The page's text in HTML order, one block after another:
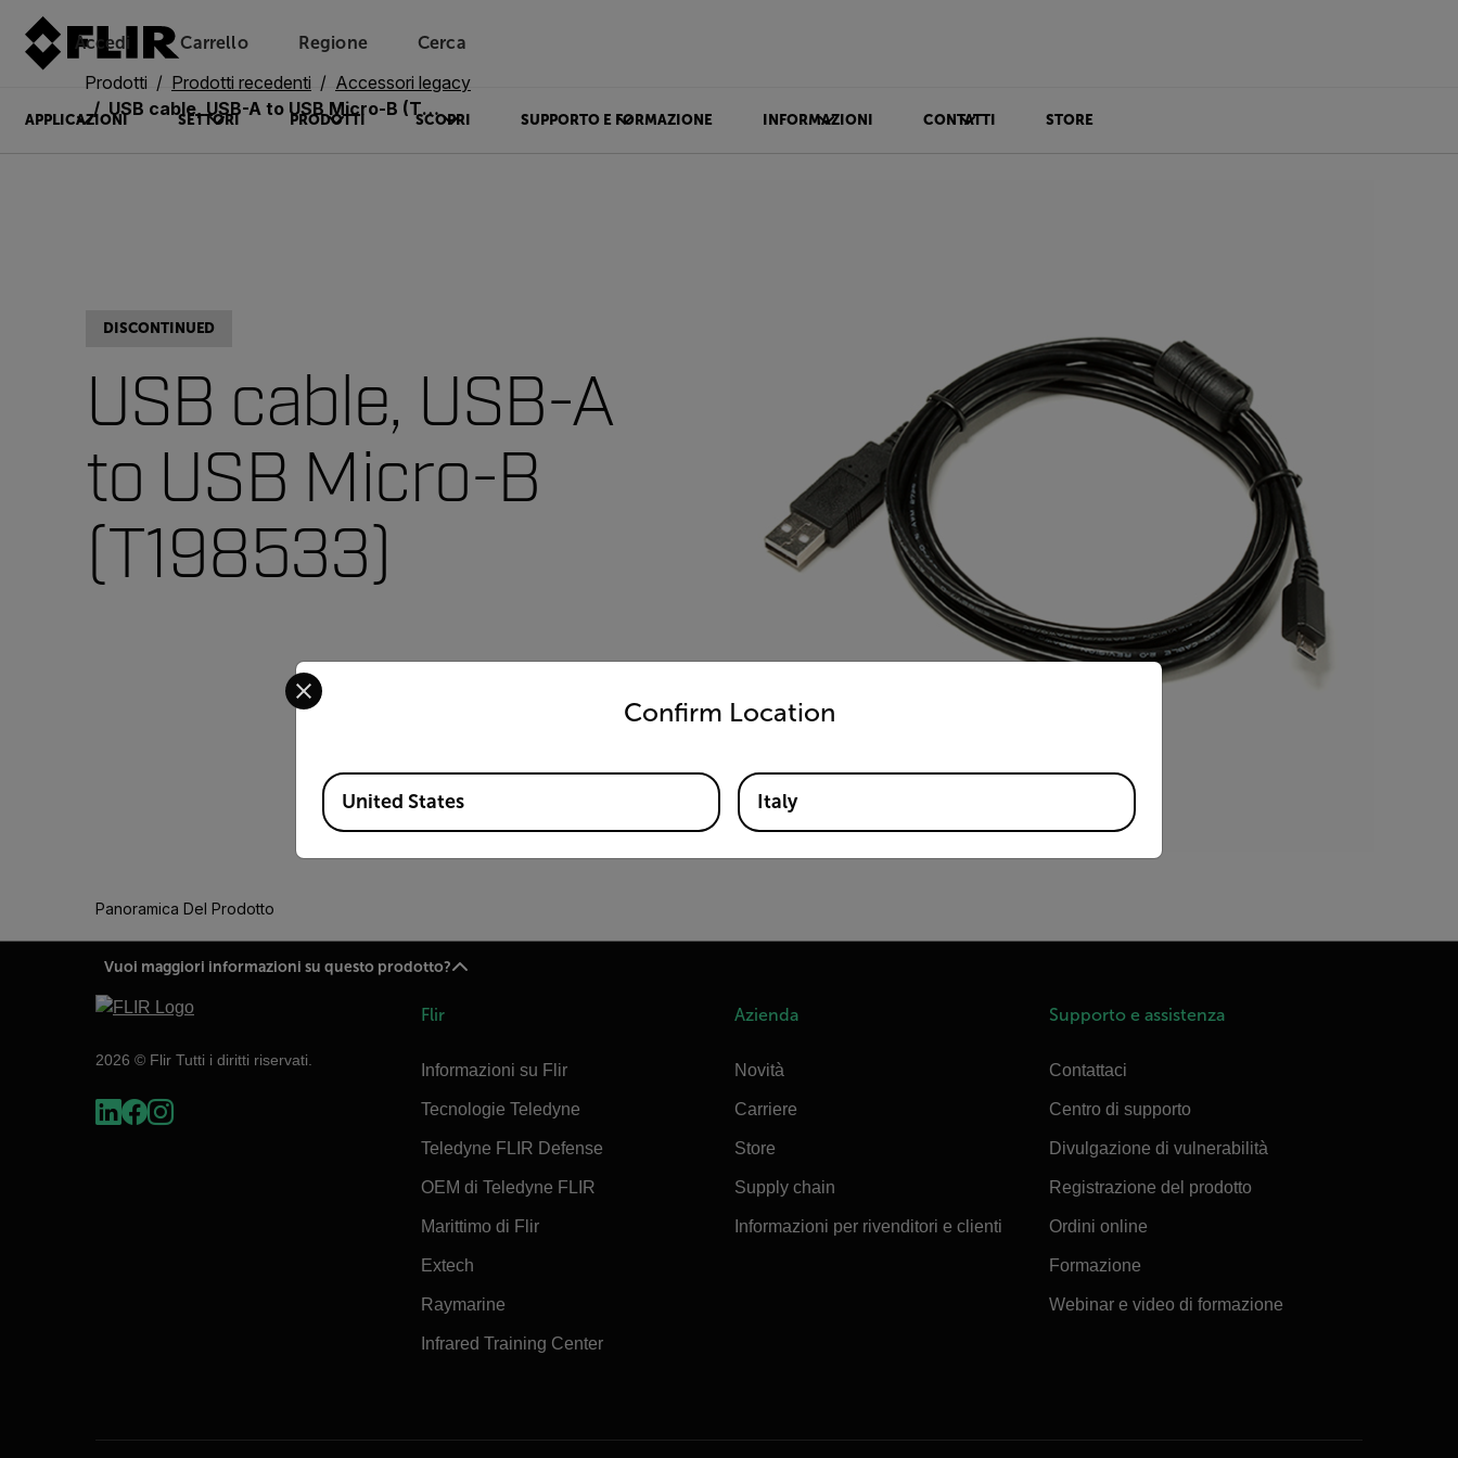
Accedi Unread messages
Carrello
Modello
Rimuovi
articoli
articolo
Aggiungi al carrello
Aggiunto al carrello
Regione Cerca
APPLICAZIONI SETTORI PRODOTTI SCOPRI SUPPORTO E FORMAZIONE INFORMAZIONI CONTATTI STORE
Prodotti Prodotti recedenti
Accessori legacy
USB cable, USB-A to USB Micro-B (T198533)
DISCONTINUED
USB cable, USB-A
to USB Micro-B
(T198533)
Panoramica Del Prodotto
Vuoi maggiori informazioni su questo prodotto?
2026 © Flir Tutti i diritti riservati.
Flir
Informazioni su Flir
Tecnologie Teledyne
Teledyne FLIR Defense
OEM di Teledyne FLIR
Marittimo di Flir
Extech
Raymarine
Infrared Training Center
Azienda
Novità
Carriere
Store
Supply chain
Informazioni per rivenditori e clienti
Supporto e assistenza
Contattaci
Centro di supporto
Divulgazione di vulnerabilità
Registrazione del prodotto
Ordini online
Formazione
Webinar e video di formazione
Confirm Location
Select your preferred country and language from the options below to access the appropriate version of our website.
Available Locations
United States Italy